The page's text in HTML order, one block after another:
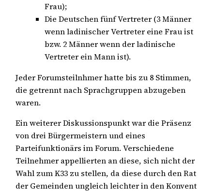
Frau);
Die Deutschen fünf Vertreter (3 Männer
wenn ladinischer Vertreter eine Frau ist
bzw. 2 Männer wenn der ladinische
Vertreter ein Mann ist).
Jeder Forumsteilnhmer hatte bis zu 8 Stimmen,
die getrennt nach Sprachgruppen abzugeben
waren.
Ein weiterer Diskussionspunkt war die Präsenz
von drei Bürgermeistern und eines
Parteifunktionärs im Forum. Verschiedene
Teilnehmer appellierten an diese, sich nicht der
Wahl zum K33 zu stellen, da diese durch den Rat
der Gemeinden ungleich leichter in den Konvent